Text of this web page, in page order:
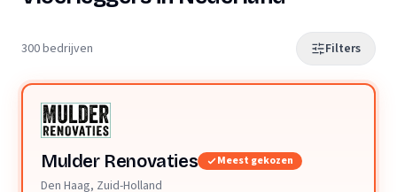
300 bedrijven Filters
Mulder Renovaties Meest gekozen
Den Haag, Zuid-Holland